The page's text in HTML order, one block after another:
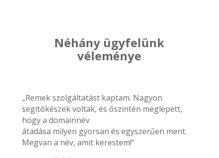
Néhány ügyfelünk
véleménye
„Remek szolgáltatást kaptam. Nagyon
segítőkészek voltak, és őszintén meglepett,
hogy a domainnév
átadása milyen gyorsan és egyszerűen ment.
Megvan a név, amit kerestem!”